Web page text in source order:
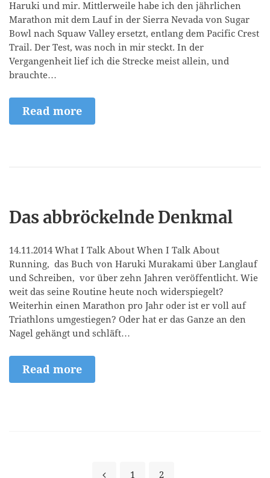
Haruki und mir. Mittlerweile habe ich den jährlichen
Marathon mit dem Lauf in der Sierra Nevada von Sugar
Bowl nach Squaw Valley ersetzt, entlang dem Pacific Crest
Trail. Der Test, was noch in mir steckt. In der
Vergangenheit lief ich die Strecke meist allein, und
brauchte…
Read more
Das abbröckelnde Denkmal
14.11.2014 What I Talk About When I Talk About
Running, das Buch von Haruki Murakami über Langlauf
und Schreiben, vor über zehn Jahren veröffentlicht. Wie
weit das seine Routine heute noch widerspiegelt?
Weiterhin einen Marathon pro Jahr oder ist er voll auf
Triathlons umgestiegen? Oder hat er das Ganze an den
Nagel gehängt und schläft…
Read more
1 2